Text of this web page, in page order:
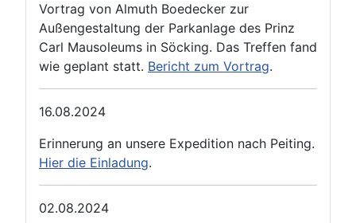
Vortrag von Almuth Boedecker zur
Außengestaltung der Parkanlage des Prinz
Carl Mausoleums in Söcking. Das Treffen fand
wie geplant statt. Bericht zum Vortrag.
16.08.2024
Erinnerung an unsere Expedition nach Peiting.
Hier die Einladung.
02.08.2024